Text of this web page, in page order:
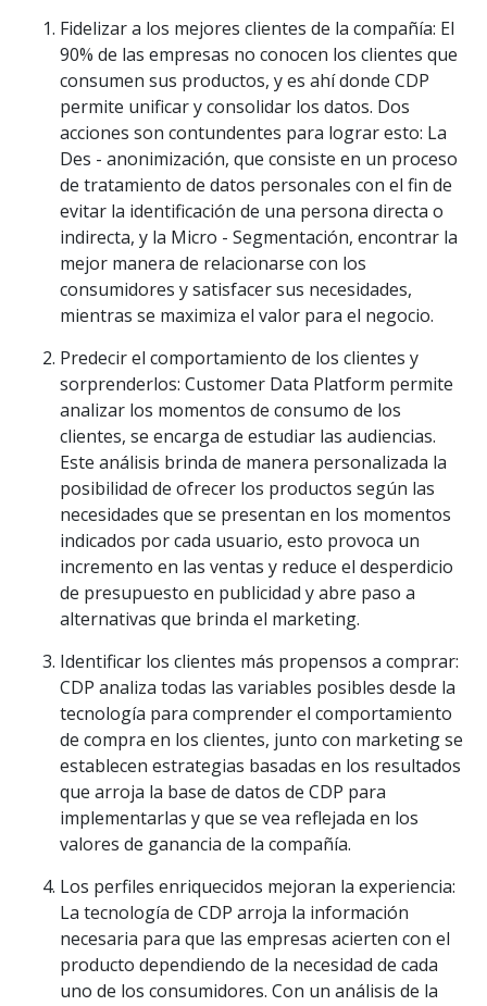
Fidelizar a los mejores clientes de la compañía: El
90% de las empresas no conocen los clientes que
consumen sus productos, y es ahí donde CDP
permite unificar y consolidar los datos. Dos
acciones son contundentes para lograr esto: La
Des - anonimización, que consiste en un proceso
de tratamiento de datos personales con el fin de
evitar la identificación de una persona directa o
indirecta, y la Micro - Segmentación, encontrar la
mejor manera de relacionarse con los
consumidores y satisfacer sus necesidades,
mientras se maximiza el valor para el negocio.
Predecir el comportamiento de los clientes y
sorprenderlos: Customer Data Platform permite
analizar los momentos de consumo de los
clientes, se encarga de estudiar las audiencias.
Este análisis brinda de manera personalizada la
posibilidad de ofrecer los productos según las
necesidades que se presentan en los momentos
indicados por cada usuario, esto provoca un
incremento en las ventas y reduce el desperdicio
de presupuesto en publicidad y abre paso a
alternativas que brinda el marketing.
Identificar los clientes más propensos a comprar:
CDP analiza todas las variables posibles desde la
tecnología para comprender el comportamiento
de compra en los clientes, junto con marketing se
establecen estrategias basadas en los resultados
que arroja la base de datos de CDP para
implementarlas y que se vea reflejada en los
valores de ganancia de la compañía.
Los perfiles enriquecidos mejoran la experiencia:
La tecnología de CDP arroja la información
necesaria para que las empresas acierten con el
producto dependiendo de la necesidad de cada
uno de los consumidores. Con un análisis de la